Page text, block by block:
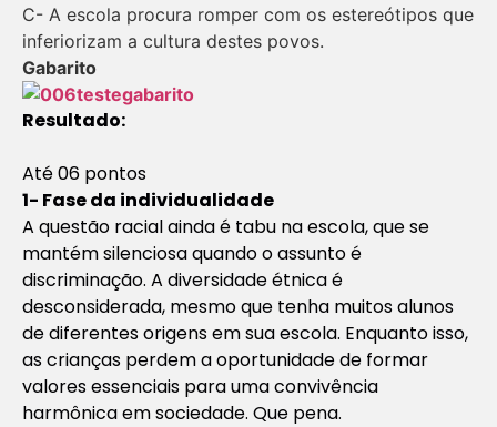
C- A escola procura romper com os estereótipos que
inferiorizam a cultura destes povos.
Gabarito
Resultado:
Até 06 pontos
1- Fase da individualidade
A questão racial ainda é tabu na escola, que se
mantém silenciosa quando o assunto é
discriminação. A diversidade étnica é
desconsiderada, mesmo que tenha muitos alunos
de diferentes origens em sua escola. Enquanto isso,
as crianças perdem a oportunidade de formar
valores essenciais para uma convivência
harmônica em sociedade. Que pena.